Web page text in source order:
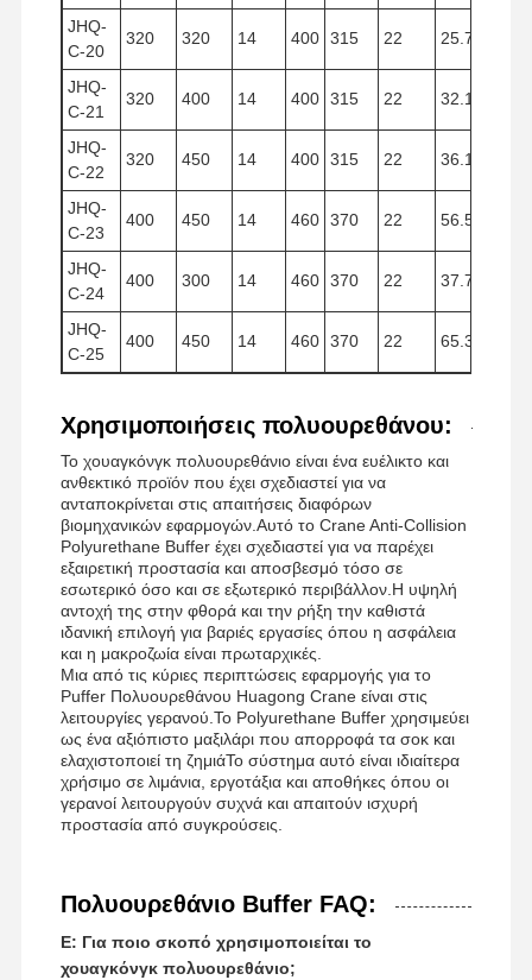
JHQ-
C-20
320 320 14 400 315 22 25.732
JHQ-
C-21
320 400 14 400 315 22 32.154
JHQ-
C-22
320 450 14 400 315 22 36.170
JHQ-
C-23
400 450 14 460 370 22 56.500
JHQ-
C-24
400 300 14 460 370 22 37.700
JHQ-
C-25
400 450 14 460 370 22 65.300
Χρησιμοποιήσεις πολυουρεθάνου:
Το χουαγκόνγκ πολυουρεθάνιο είναι ένα ευέλικτο και
ανθεκτικό προϊόν που έχει σχεδιαστεί για να
ανταποκρίνεται στις απαιτήσεις διαφόρων
βιομηχανικών εφαρμογών.Αυτό το Crane Anti-Collision
Polyurethane Buffer έχει σχεδιαστεί για να παρέχει
εξαιρετική προστασία και αποσβεσμό τόσο σε
εσωτερικό όσο και σε εξωτερικό περιβάλλον.Η υψηλή
αντοχή της στην φθορά και την ρήξη την καθιστά
ιδανική επιλογή για βαριές εργασίες όπου η ασφάλεια
και η μακροζωία είναι πρωταρχικές.
Μια από τις κύριες περιπτώσεις εφαρμογής για το
Puffer Πολυουρεθάνου Huagong Crane είναι στις
λειτουργίες γερανού.Το Polyurethane Buffer χρησιμεύει
ως ένα αξιόπιστο μαξιλάρι που απορροφά τα σοκ και
ελαχιστοποιεί τη ζημιάΤο σύστημα αυτό είναι ιδιαίτερα
χρήσιμο σε λιμάνια, εργοτάξια και αποθήκες όπου οι
γερανοί λειτουργούν συχνά και απαιτούν ισχυρή
προστασία από συγκρούσεις.
Πολυουρεθάνιο Buffer FAQ:
Ε: Για ποιο σκοπό χρησιμοποιείται το
χουαγκόνγκ πολυουρεθάνιο;